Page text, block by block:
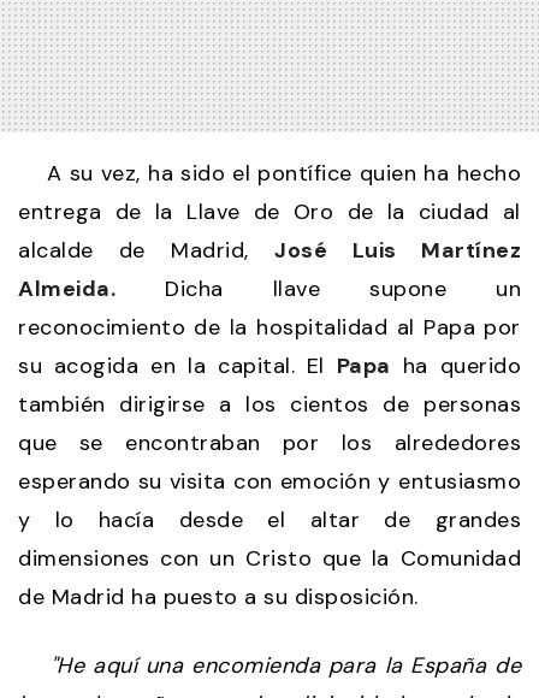
A su vez, ha sido el pontífice quien ha hecho
entrega de la Llave de Oro de la ciudad al
alcalde de Madrid,José Luis Martínez
Almeida. Dicha llave supone un
reconocimiento de la hospitalidad al Papa por
su acogida en la capital. El Papa ha querido
también dirigirse a los cientos de personas
que se encontraban por los alrededores
esperando su visita con emoción y entusiasmo
y lo hacía desde el altar de grandes
dimensiones con un Cristo que la Comunidad
de Madrid ha puesto a su disposición.
"He aquí una encomienda para la España de